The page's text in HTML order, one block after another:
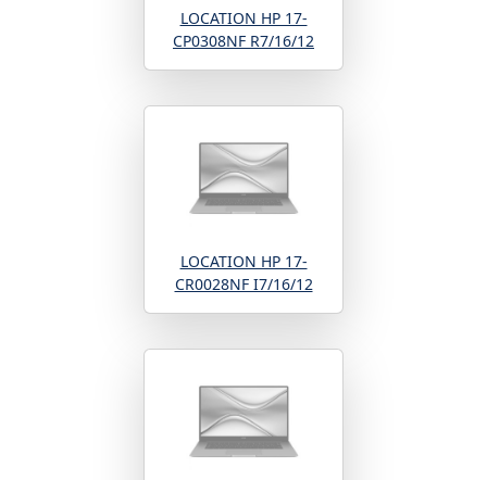
LOCATION HP 17-
CP0308NF R7/16/12
LOCATION HP 17-
CR0028NF I7/16/12